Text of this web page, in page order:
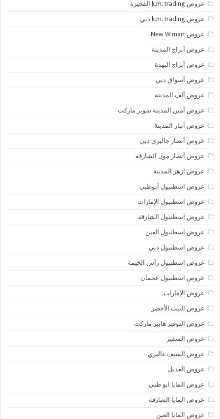
عروض k.m. trading الفجيرة
عروض k.m. trading دبي
عروض New W mart
عروض أبراج المدينة
عروض أبراج النهدة
عروض أسواق دبي
عروض ألف المدينة
عروض أمين المدينة سوبر ماركت
عروض أنبار المدينة
عروض أنصار جاليري دبي
عروض أنصار مول الشارقة
عروض ازهر المدينة
عروض اسطنبول أبوظبي
عروض اسطنبول الإمارات
عروض اسطنبول الشارقة
عروض اسطنبول العين
عروض اسطنبول دبي
عروض اسطنبول رأس الخيمة
عروض اسطنبول عجمان
عروض الإمارات
عروض البيت الأخضر
عروض التوفير هايبر ماركت
عروض السفير
عروض السيف غاليري
عروض العديل
عروض المايا ابو ظبي
عروض المايا الشارقة
عروض المايا العين